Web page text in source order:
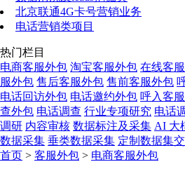
北京联通4G卡号营销业务
电话营销类项目
热门栏目
电商客服外包 淘宝客服外包 在线客
服外包 售后客服外包 售前客服外包
电话回访外包 电话邀约外包 呼入客
查外包 电话调查 行业专项研究 电话
调研 内容审核 数据标注及采集 AI 大
数据采集 垂类数据采集 定制数据集
首页 > 客服外包 > 电商客服外包